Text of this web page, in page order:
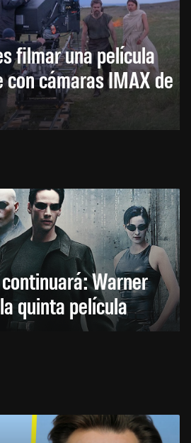
filmar una película
cámaras IMAX de
Warner
quinta película